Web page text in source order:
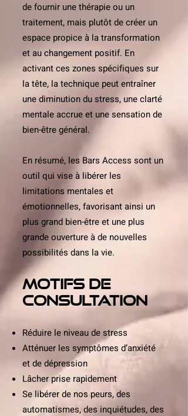
de fournir une thérapie ou un
traitement, mais plutôt de créer un
espace propice à la transformation
et au changement positif. En
activant ces zones spécifiques sur
la tête, la technique peut entraîner
une diminution du stress, une clarté
mentale accrue et une sensation de
bien-être général.
En résumé, les Bars Access sont un
outil qui vise à libérer les
limitations mentales et
émotionnelles, favorisant ainsi un
plus grand bien-être et une plus
grande ouverture à de nouvelles
possibilités dans la vie.
MOTIFS DE
CONSULTATION
Réduire le niveau de stress
Atténuer les symptômes d’anxiété
et de dépression
Lâcher prise rapidement
Se libérer de nos peurs, des
automatismes, des inquiétudes, des